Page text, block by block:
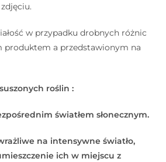
w przypadku drobnych różnic
produktem a przedstawionym na
roślin :
światłem słonecznym.
na intensywne światło,
ich w miejscu z